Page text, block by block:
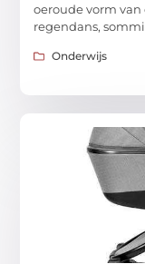
oeroude vorm van
regendans,
Onderwijs